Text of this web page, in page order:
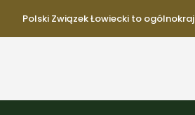
Polski Związek Łowiecki to